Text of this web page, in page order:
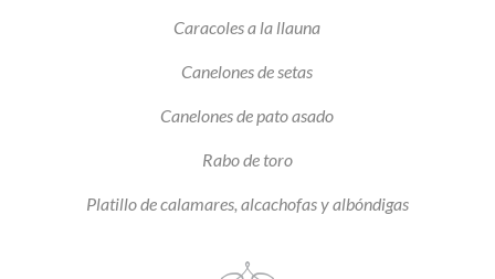
Caracoles a la llauna
Canelones de setas
Canelones de pato asado
Rabo de toro
Platillo de calamares, alcachofas y albóndigas